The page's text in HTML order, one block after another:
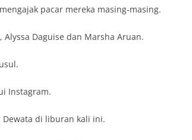
pacar mereka masing-masing.
Daguise dan Marsha Aruan.
Instagram.
Dewata di liburan kali ini.